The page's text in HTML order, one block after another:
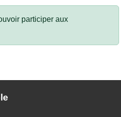
participer aux